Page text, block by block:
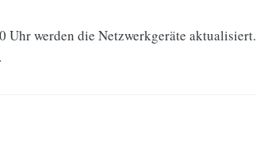
Uhr werden die Netzwerkgeräte aktualisiert.